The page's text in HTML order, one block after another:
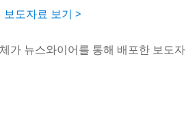
도자료 보기 >
가 뉴스와이어를 통해 배포한 보도